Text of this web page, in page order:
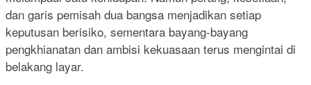
dan garis pemisah dua bangsa menjadikan setiap
keputusan berisiko, sementara bayang-bayang
pengkhianatan dan ambisi kekuasaan terus mengintai di
belakang layar.